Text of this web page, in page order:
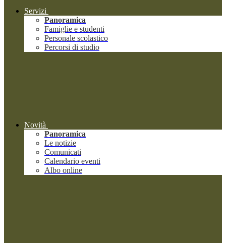
Servizi
Panoramica
Famiglie e studenti
Personale scolastico
Percorsi di studio
Novità
Panoramica
Le notizie
Comunicati
Calendario eventi
Albo online